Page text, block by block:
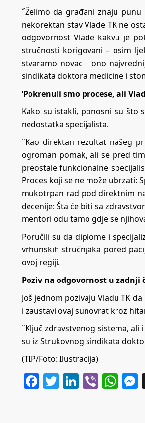
˝Želimo da građani znaju
nekorektan stav Vlade TK ne
odgovornost Vlade kakvu je
stručnosti korigovani – osim
stvaramo novac i ono
sindikata doktora medicine i
‘Pokrenuli smo procese, ali
Kako su istakli, ponosni su što
nedostatka specijalista.
˝Kao direktan rezultat našeg
ogroman pomak, ali se pred
preostale funkcionalne
Proces koji se ne može ubrzati:
mukotrpan rad pod direktnim
decenije: Šta će biti sa
mentori odu tamo gdje se
Poručili su da diplome i
vrhunskih stručnjaka pored
ovoj regiji.
Poziv na odgovornost u zadnji
Još jednom pozivaju Vladu TK
i zaustavi ovaj sunovrat kroz
˝Ključ zdravstvenog sistema, ali
su iz Strukovnog sindikata
(TIP/Foto: Ilustracija)
Facebook
Twitter
LinkedIn
Viber